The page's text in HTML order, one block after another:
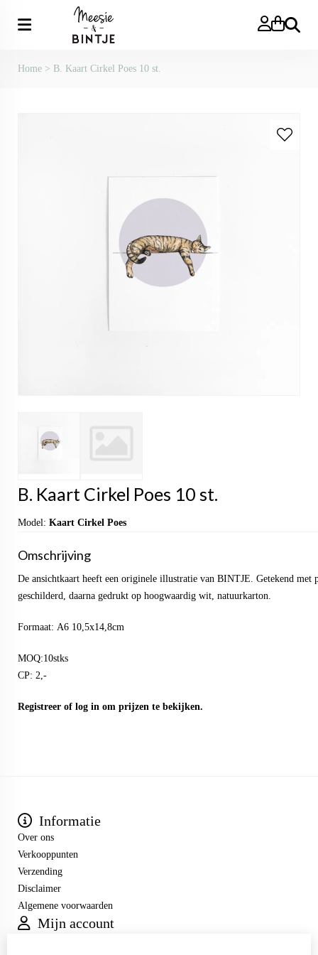
Zoeken
Home > B. Kaart Cirkel Poes 10 st.
B. Kaart Cirkel Poes 10 st.
Model: Kaart Cirkel Poes
Omschrijving
De ansichtkaart heeft een originele illustratie van BINTJE. Getekend met
geschilderd, daarna gedrukt op hoogwaardig wit, natuurkarton.
Formaat: A6 10,5x14,8cm
MOQ:10stks
CP: 2,-
Registreer of log in om prijzen te bekijken.
Informatie
Over ons
Verkooppunten
Verzending
Disclaimer
Algemene voorwaarden
Mijn account